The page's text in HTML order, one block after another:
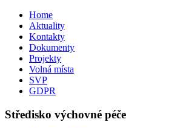
Home
Aktuality
Kontakty
Dokumenty
Projekty
Volná místa
SVP
GDPR
Středisko výchovné péče